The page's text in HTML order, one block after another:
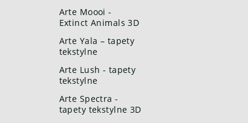
Arte Moooi -
Extinct Animals 3D
Arte Yala – tapety
tekstylne
Arte Lush - tapety
tekstylne
Arte Spectra -
tapety tekstylne 3D